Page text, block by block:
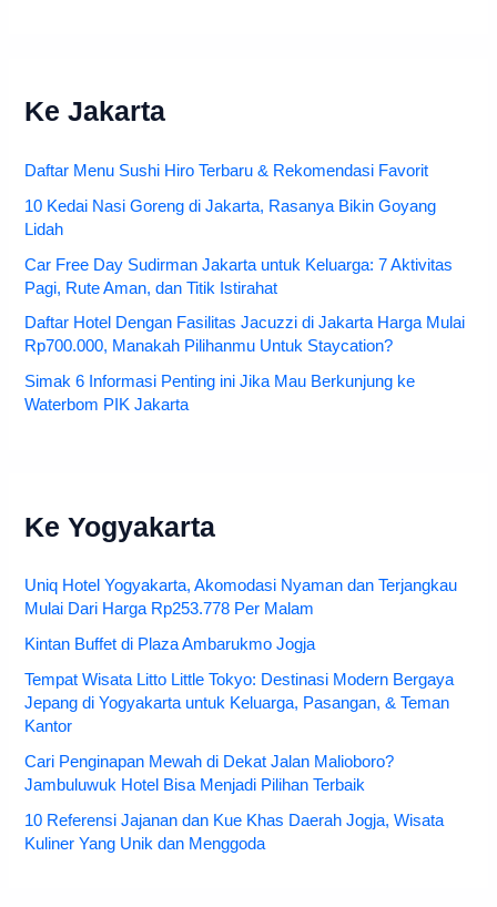
Ke Jakarta
Daftar Menu Sushi Hiro Terbaru & Rekomendasi Favorit
10 Kedai Nasi Goreng di Jakarta, Rasanya Bikin Goyang
Lidah
Car Free Day Sudirman Jakarta untuk Keluarga: 7 Aktivitas
Pagi, Rute Aman, dan Titik Istirahat
Daftar Hotel Dengan Fasilitas Jacuzzi di Jakarta Harga Mulai
Rp700.000, Manakah Pilihanmu Untuk Staycation?
Simak 6 Informasi Penting ini Jika Mau Berkunjung ke
Waterbom PIK Jakarta
Ke Yogyakarta
Uniq Hotel Yogyakarta, Akomodasi Nyaman dan Terjangkau
Mulai Dari Harga Rp253.778 Per Malam
Kintan Buffet di Plaza Ambarukmo Jogja
Tempat Wisata Litto Little Tokyo: Destinasi Modern Bergaya
Jepang di Yogyakarta untuk Keluarga, Pasangan, & Teman
Kantor
Cari Penginapan Mewah di Dekat Jalan Malioboro?
Jambuluwuk Hotel Bisa Menjadi Pilihan Terbaik
10 Referensi Jajanan dan Kue Khas Daerah Jogja, Wisata
Kuliner Yang Unik dan Menggoda